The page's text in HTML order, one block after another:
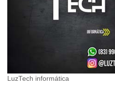
LuzTech informática